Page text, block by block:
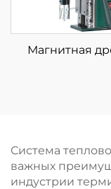
Магнитная
Система
важных
индустрии